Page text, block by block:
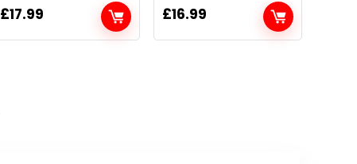
£17.99 £16.99